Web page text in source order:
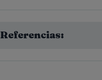
Referencias: